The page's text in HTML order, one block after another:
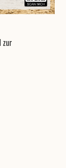
zur